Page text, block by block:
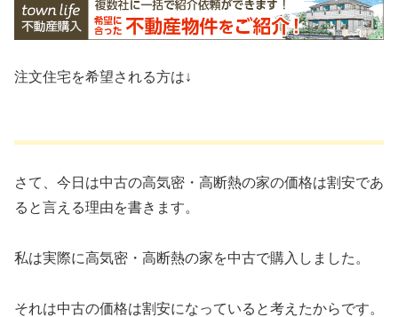
注文住宅を希望される方は↓
さて、今日は中古の高気密・高断熱の家の価格は割安であ
ると言える理由を書きます。
私は実際に高気密・高断熱の家を中古で購入しました。
それは中古の価格は割安になっていると考えたからです。